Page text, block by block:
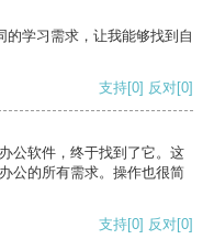
学习需求，让我能够找到自
支持[0] 反对[0]
公软件，终于找到了它。这
公的所有需求。操作也很简
支持[0] 反对[0]